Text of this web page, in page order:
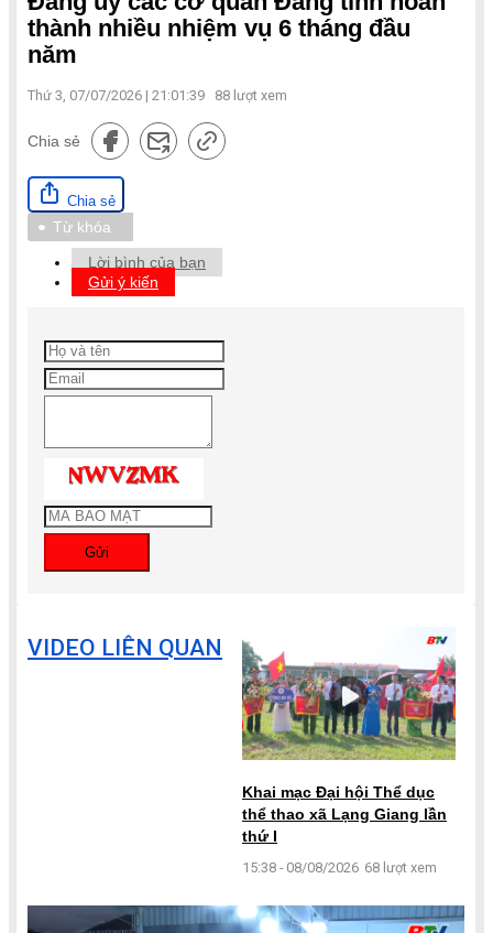
thành nhiều nhiệm vụ 6 tháng đầu
năm
Thứ 3, 07/07/2026 | 21:01:39 88 lượt xem
Chia sẻ
Chia sẻ
Từ khóa
Lời bình của bạn
Gửi ý kiến
Gửi
VIDEO LIÊN QUAN
Khai mạc Đại hội Thể dục
thể thao xã Lạng Giang lần
thứ I
15:38 - 08/08/2026 68 lượt xem